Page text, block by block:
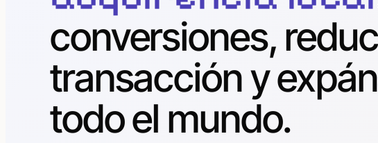
conversiones,
transacción y
todo el mundo.